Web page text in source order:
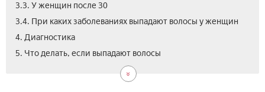
3.3. У женщин после 30
3.4. При каких заболеваниях выпадают волосы у женщин
4. Диагностика
5. Что делать, если выпадают волосы